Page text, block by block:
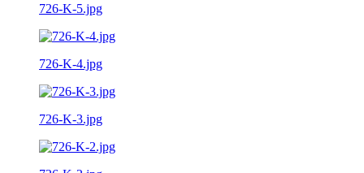
726-K-5.jpg
726-K-4.jpg
726-K-3.jpg